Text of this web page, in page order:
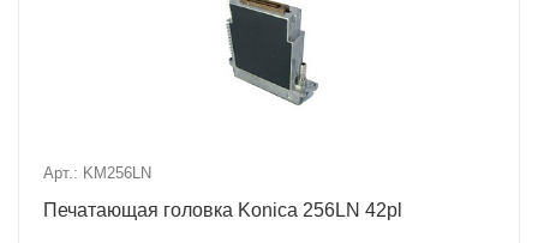
Арт.: KM256LN
Печатающая головка Konica 256LN 42pl